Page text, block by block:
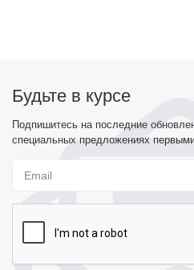
Будьте в курсе
Подпишитесь на последние
специальных предложениях